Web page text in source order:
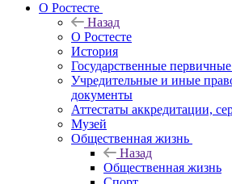
О Ростесте
Назад
О Ростесте
История
Государственные
Учредительные и иные
документы
Аттестаты аккредитации,
Музей
Общественная жизнь
Назад
Общественная жизнь